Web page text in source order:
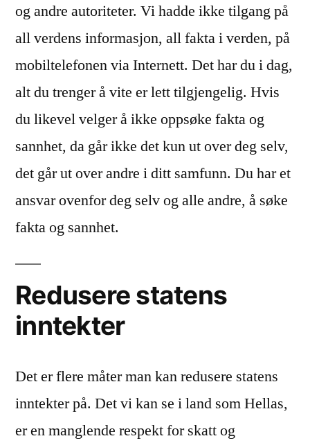
og andre autoriteter. Vi hadde ikke tilgang på
all verdens informasjon, all fakta i verden, på
mobiltelefonen via Internett. Det har du i dag,
alt du trenger å vite er lett tilgjengelig. Hvis
du likevel velger å ikke oppsøke fakta og
sannhet, da går ikke det kun ut over deg selv,
det går ut over andre i ditt samfunn. Du har et
ansvar ovenfor deg selv og alle andre, å søke
fakta og sannhet.
Redusere statens
inntekter
Det er flere måter man kan redusere statens
inntekter på. Det vi kan se i land som Hellas,
er en manglende respekt for skatt og